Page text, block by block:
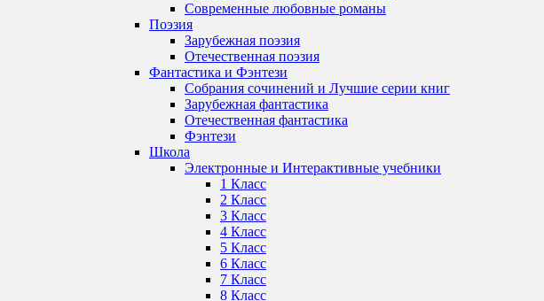
Современные любовные романы
Поэзия
Зарубежная поэзия
Отечественная поэзия
Фантастика и Фэнтези
Собрания сочинений и Лучшие серии книг
Зарубежная фантастика
Отечественная фантастика
Фэнтези
Школа
Электронные и Интерактивные учебники
1 Класс
2 Класс
3 Класс
4 Класс
5 Класс
6 Класс
7 Класс
8 Класс